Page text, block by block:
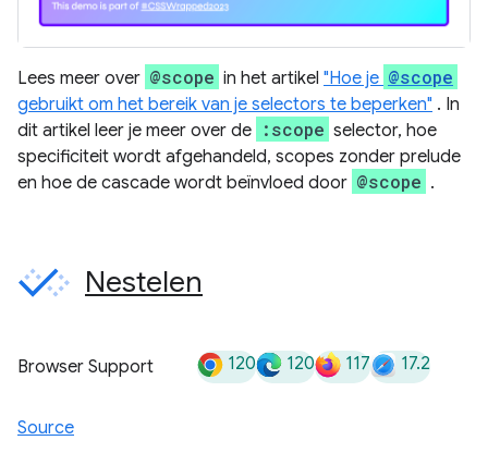
Lees meer over @scope in het artikel "Hoe je @scope
gebruikt om het bereik van je selectors te beperken" . In
dit artikel leer je meer over de :scope selector, hoe
specificiteit wordt afgehandeld, scopes zonder prelude
en hoe de cascade wordt beïnvloed door @scope .
Nestelen
Browser Support 120 120 117 17.2
Source